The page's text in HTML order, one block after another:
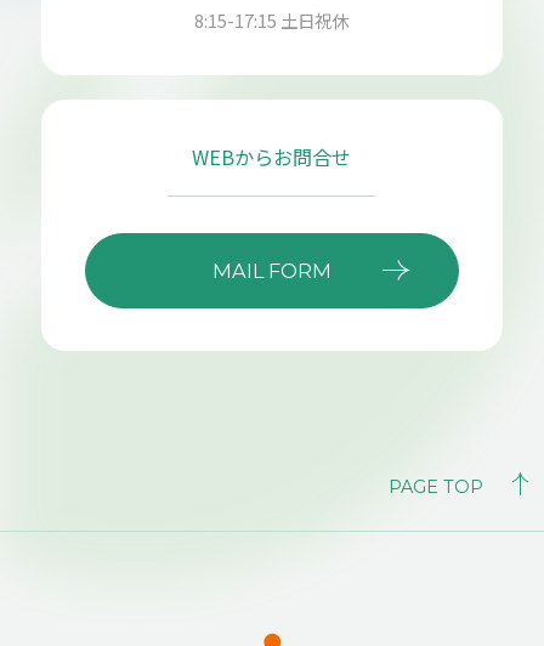
8:15-17:15 土日祝休
WEBからお問合せ
MAIL FORM
PAGE TOP